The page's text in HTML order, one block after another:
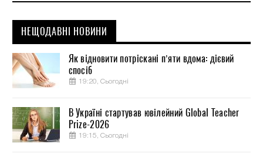
НЕЩОДАВНІ НОВИНИ
Як відновити потріскані п’яти вдома: дієвий
спосіб
19:20, Сьогодні
В Україні стартував ювілейний Global Teacher
Prize-2026
19:15, Сьогодні